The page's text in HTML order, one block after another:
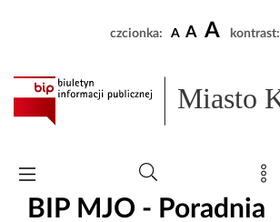
czcionka: A A A kontrast:
Miasto
BIP MJO - Poradnia